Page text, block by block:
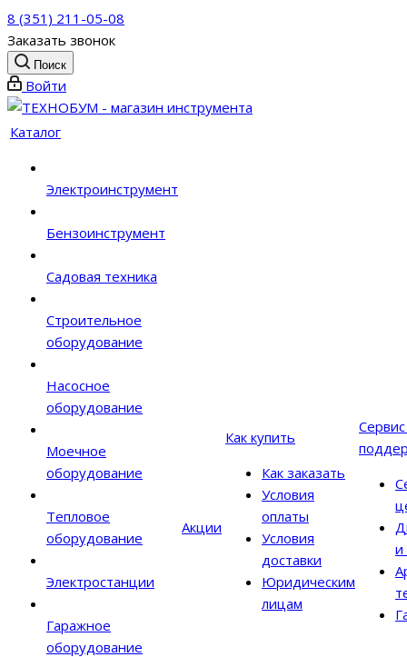
8 (351) 211-05-08
Заказать звонок
Поиск
Войти
Каталог
Электроинструмент
Бензоинструмент
Садовая техника
Строительное
оборудование
Насосное
оборудование
Моечное
оборудование
Тепловое
оборудование
Электростанции
Гаражное
оборудование
Акции
Как купить
Как заказать
Условия
оплаты
Условия
доставки
Юридическим
лицам